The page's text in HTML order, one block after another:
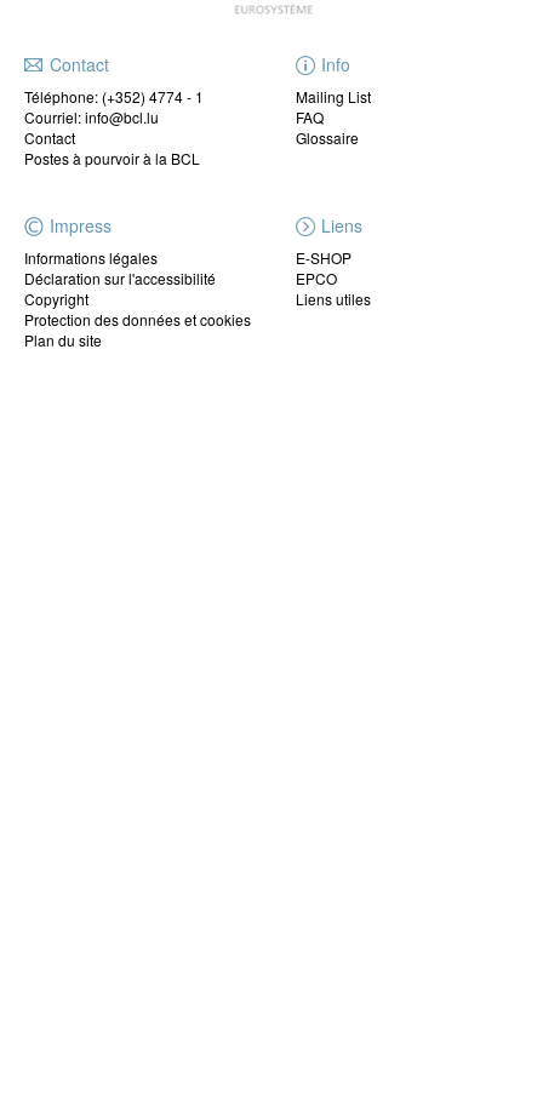
Contact
Téléphone: (+352) 4774 - 1
Courriel: info@bcl.lu
Contact
Postes à pourvoir à la BCL
Info
Mailing List
FAQ
Glossaire
Impress
Informations légales
Déclaration sur l'accessibilité
Copyright
Protection des données et cookies
Plan du site
Liens
E-SHOP
EPCO
Liens utiles